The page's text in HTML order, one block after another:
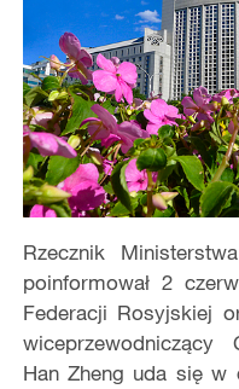
Rzecznik
poinformował 2
Federacji Rosyjskiej
wiceprzewodniczący
Han Zheng uda się w